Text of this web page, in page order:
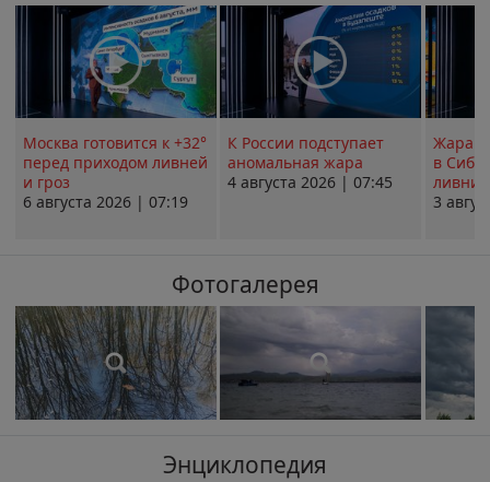
Москва готовится к +32°
перед приходом ливней
и гроз
6 августа 2026 | 07:19
К России подступает
аномальная жара
4 августа 2026 | 07:45
Жара в
в
ливни
3
Фотогалерея
Энциклопедия